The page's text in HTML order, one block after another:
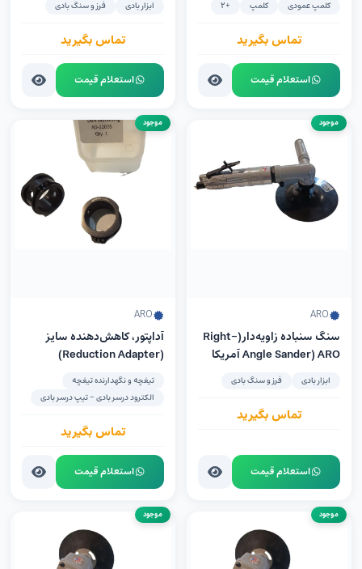
کلمپ عمودی کلمپ +2
تماس بگیرید
استعلام قیمت
ابزار بادی فرز و سنگ بادی
تماس بگیرید
استعلام قیمت
موجود
ARO
سنگ سنباده زاویه‌دار(Right-
Angle Sander) ARO آمریکا
ابزار بادی فرز و سنگ بادی
تماس بگیرید
استعلام قیمت
موجود
ARO
آداپتور، کاهش‌دهنده سایز
(Reduction Adapter)
تیغچه و نگهدارنده تیغچه
الکترود درسر بادی - تیپ درسر بادی
تماس بگیرید
استعلام قیمت
موجود موجود